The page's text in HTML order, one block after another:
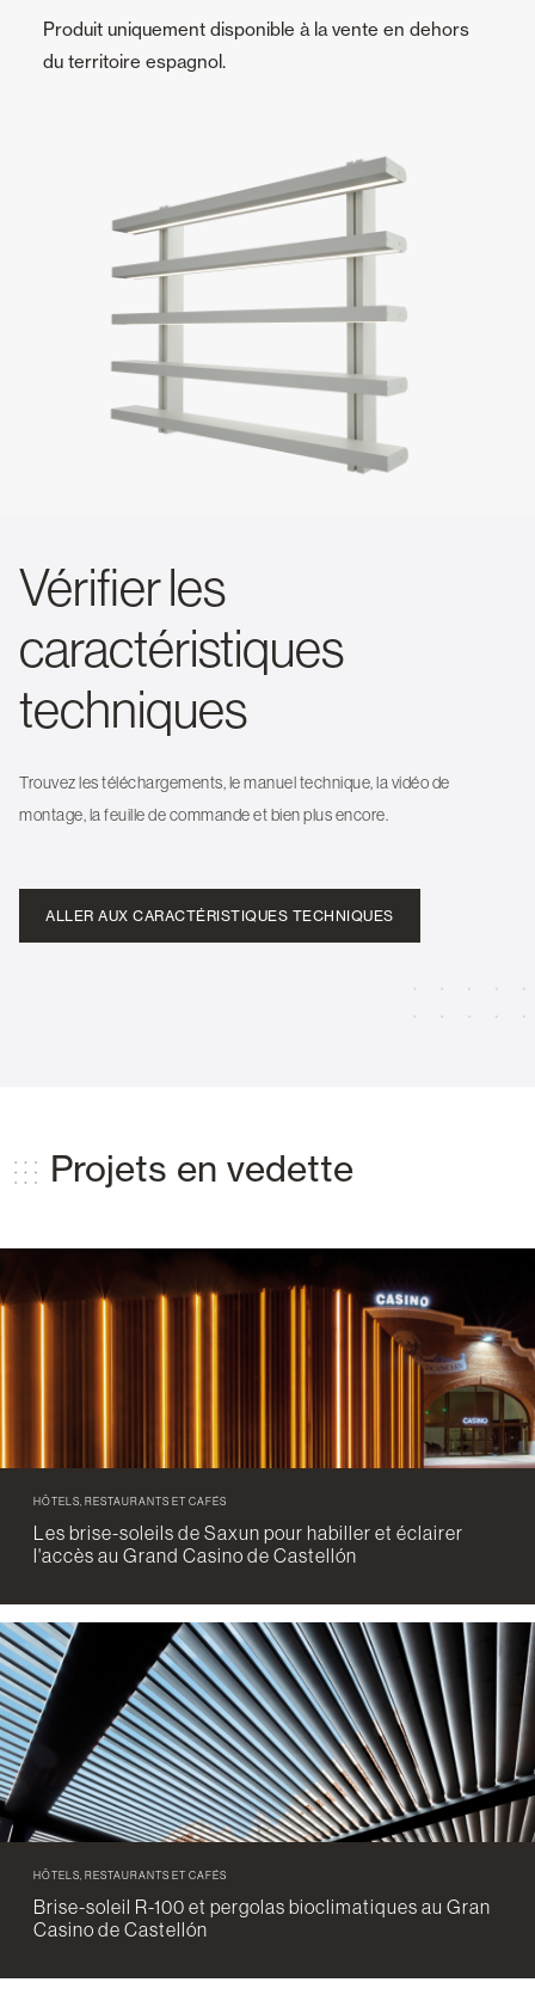
Produit uniquement disponible à la vente en dehors
du territoire espagnol.
Vérifier les
caractéristiques
techniques
Trouvez les téléchargements, le manuel technique, la vidéo de
montage, la feuille de commande et bien plus encore.
ALLER AUX CARACTÉRISTIQUES TECHNIQUES
Projets en vedette
HÔTELS, RESTAURANTS ET CAFÉS
Les brise-soleils de Saxun pour habiller et éclairer
l'accès au Grand Casino de Castellón
HÔTELS, RESTAURANTS ET CAFÉS
Brise-soleil R-100 et pergolas bioclimatiques au Gran
Casino de Castellón